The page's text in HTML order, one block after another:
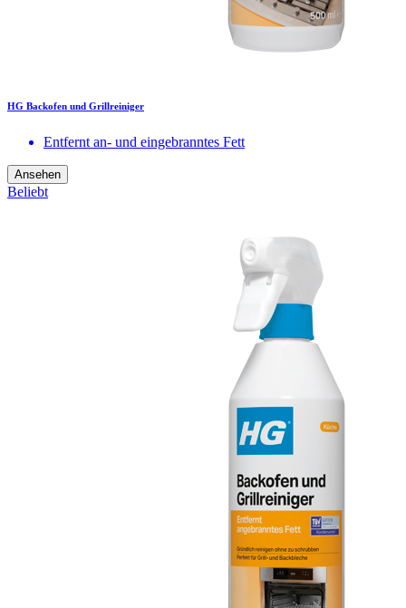
HG Backofen und Grillreiniger
Entfernt an- und eingebranntes Fett
Ansehen
Beliebt